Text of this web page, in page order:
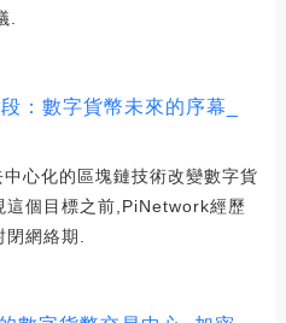
.
：數字貨幣未來的序幕_
心化的區塊鏈技術改變數字貨
這個目標之前,PiNetwork經歷
網絡期.